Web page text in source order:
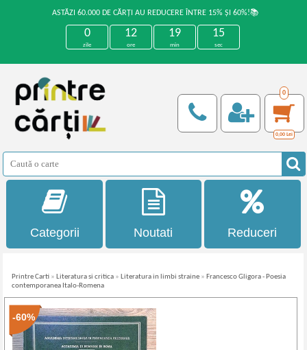
ASTĂZI 60.000 DE CĂRȚI AU REDUCERE ÎNTRE 15% ȘI 60%!📚
0
zile
12
ore
19
min
15
sec
0
0,00 Lei
Categorii Noutati Reduceri
Printre Carti » Literatura si critica » Literatura in limbi straine » Francesco Gligora - Poesia
contemporanea Italo-Romena
-60%